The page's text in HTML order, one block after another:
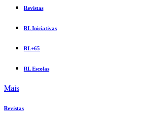
Revistas
RL Iniciativas
RL+65
RL Escolas
Mais
Revistas